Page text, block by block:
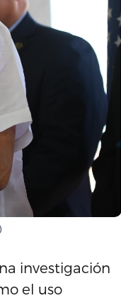
investigación
el uso